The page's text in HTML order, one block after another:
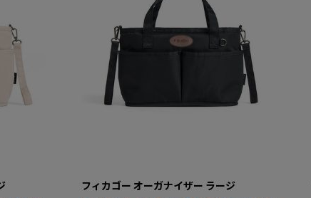
フィカゴー オーガナイザー ラージ